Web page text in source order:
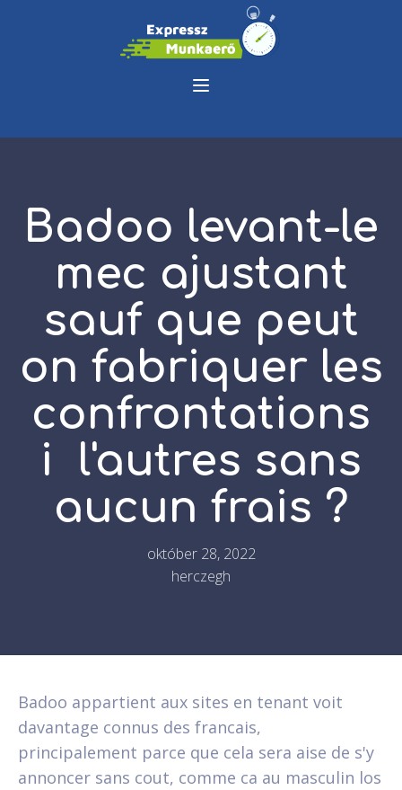
Badoo levant-le
mec ajustant
sauf que peut
on fabriquer les
confrontations
i l'autres sans
aucun frais ?
október 28, 2022
herczegh
Badoo appartient aux sites en tenant voit
davantage connus des francais,
principalement parce que cela sera aise de s'y
annoncer sans cout, comme ca au masculin los